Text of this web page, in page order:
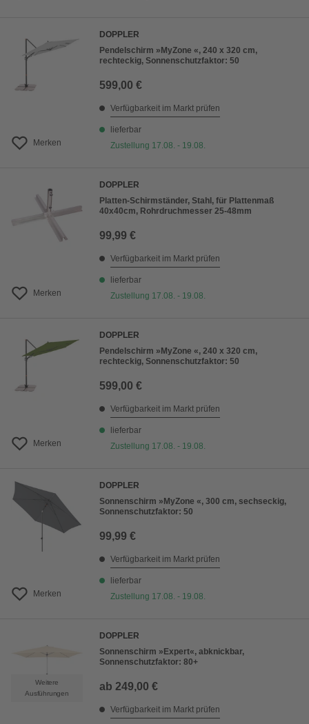
Merken
DOPPLER
Pendelschirm »MyZone «, 240 x 320 cm,
rechteckig, Sonnenschutzfaktor: 50
599,00 €
Verfügbarkeit im Markt prüfen
lieferbar
Zustellung 17.08. - 19.08.
Merken
DOPPLER
Platten-Schirmständer, Stahl, für Plattenmaß
40x40cm, Rohrdruchmesser 25-48mm
99,99 €
Verfügbarkeit im Markt prüfen
lieferbar
Zustellung 17.08. - 19.08.
Merken
DOPPLER
Pendelschirm »MyZone «, 240 x 320 cm,
rechteckig, Sonnenschutzfaktor: 50
599,00 €
Verfügbarkeit im Markt prüfen
lieferbar
Zustellung 17.08. - 19.08.
Merken
DOPPLER
Sonnenschirm »MyZone «, 300 cm, sechseckig,
Sonnenschutzfaktor: 50
99,99 €
Verfügbarkeit im Markt prüfen
lieferbar
Zustellung 17.08. - 19.08.
Weitere
Ausführungen
DOPPLER
Sonnenschirm »Expert«, abknickbar,
Sonnenschutzfaktor: 80+
ab 249,00 €
Verfügbarkeit im Markt prüfen